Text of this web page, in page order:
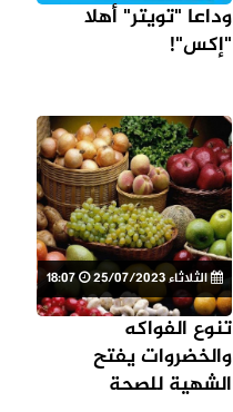
وداعا "تويتر" أهلا
"إكس"!
الثلاثاء 25/07/2023 18:07
تنوع الفواكه
والخضروات يفتح
الشهية للصحة